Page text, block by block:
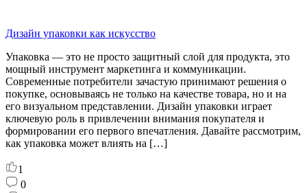
Дизайн упаковки как искусство
Упаковка — это не просто защитный слой для продукта, это
мощный инструмент маркетинга и коммуникации.
Современные потребители зачастую принимают решения о
покупке, основываясь не только на качестве товара, но и на
его визуальном представлении. Дизайн упаковки играет
ключевую роль в привлечении внимания покупателя и
формировании его первого впечатления. Давайте рассмотрим,
как упаковка может влиять на […]
1
0